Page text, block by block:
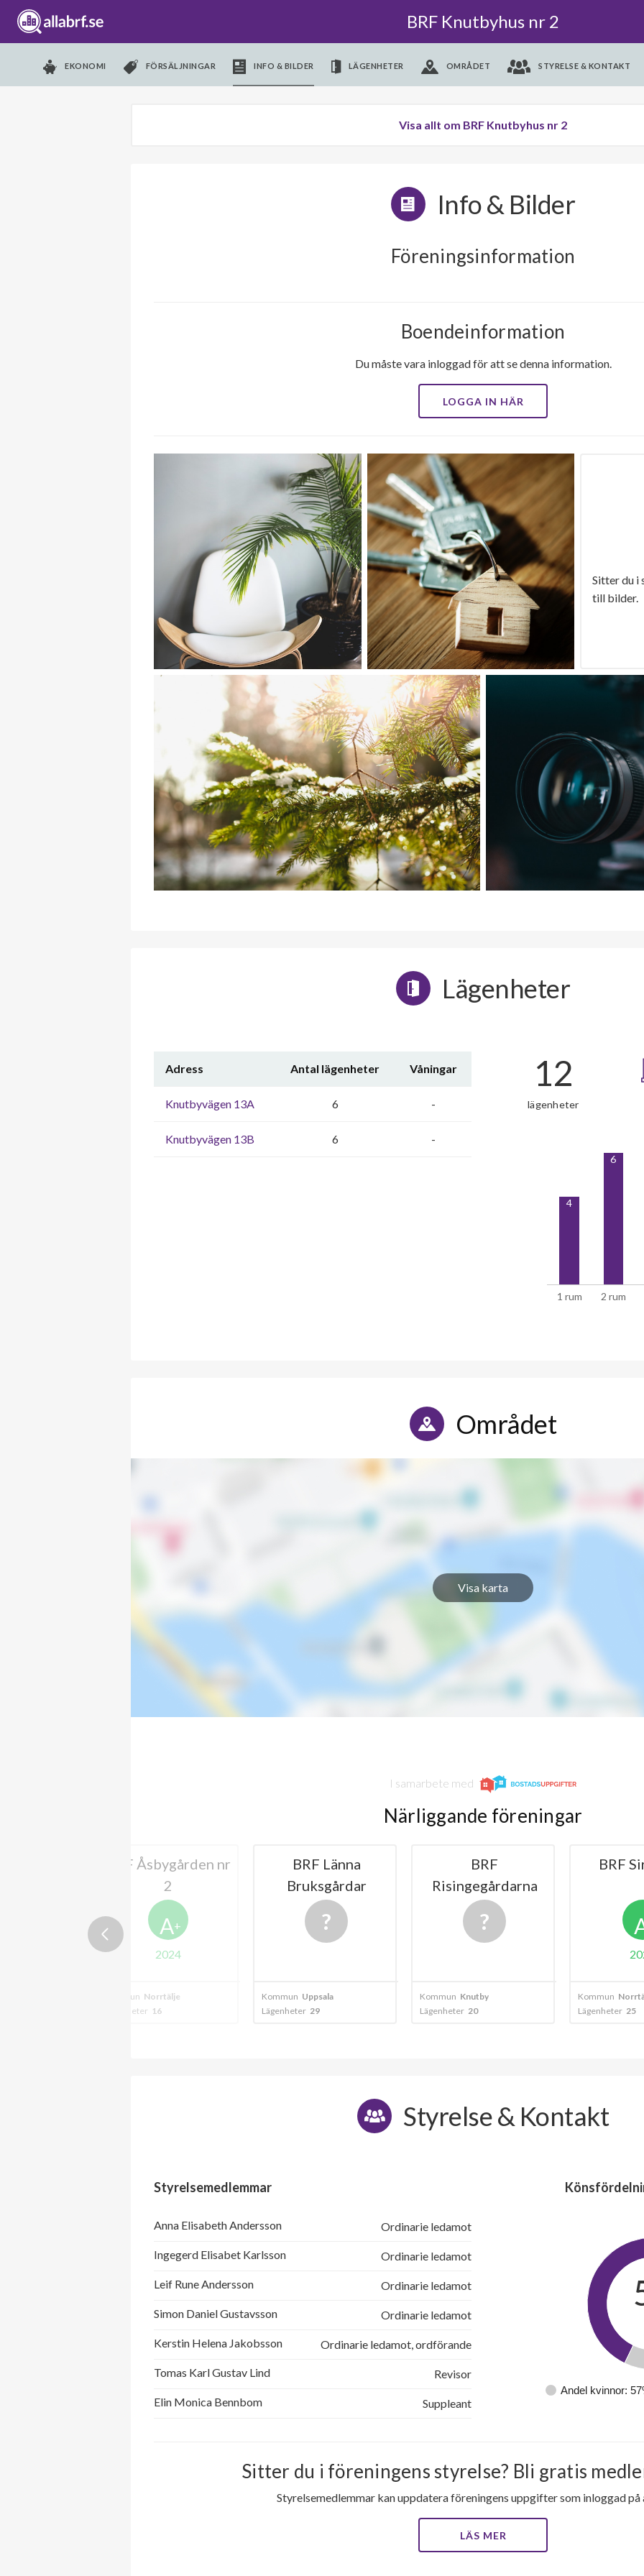
BRF Knutbyhus nr 2
EKONOMI FÖRSÄLJNINGAR INFO & BILDER LÄGENHETER OMRÅDET STYRELSE & KONTAKT
Visa allt om BRF Knutbyhus nr 2
Info & Bilder
Föreningsinformation
Boendeinformation
Du måste vara inloggad för att se denna information.
LOGGA IN HÄR
Sitter du i
till bilder.
Lägenheter
Adress Antal lägenheter Våningar
Knutbyvägen 13A 6 -
Knutbyvägen 13B 6 -
12
lägenheter
1 rum 2 rum
4
6
Området
Visa karta
I samarbete med
Närliggande föreningar
BRF Länna
Bruksgårdar
Kommun Uppsala
Lägenheter
BRF
Risingegårdarna
Kommun Knutby
Lägenheter
BRF Siroccon
A
Kommun Norrtälje
Lägenheter
BRF
Kommun
Styrelse & Kontakt
Styrelsemedlemmar
Anna Elisabeth Andersson Ordinarie ledamot
Ingegerd Elisabet Karlsson Ordinarie ledamot
Leif Rune Andersson Ordinarie ledamot
Simon Daniel Gustavsson Ordinarie ledamot
Kerstin Helena Jakobsson Ordinarie ledamot, ordförande
Tomas Karl Gustav Lind Revisor
Elin Monica Bennbom Suppleant
Andel kvinnor:
Sitter du i föreningens styrelse? Bli gratis
Styrelsemedlemmar kan uppdatera föreningens uppgifter som inloggad på
LÄS MER